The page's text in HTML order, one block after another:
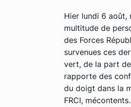
Hier lundi 6 août,
multitude de
des Forces
survenues ces
vert, de la part
rapporte des
du doigt dans la
FRCI, mécontents.